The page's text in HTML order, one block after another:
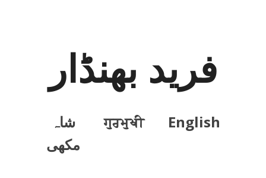
فرید بھنڈار
English
ਗੁਰਮੁਖੀ
شاہ
مکھی